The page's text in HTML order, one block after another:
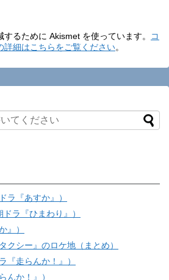
るために Akismet を使っています。
コ
詳細はこちらをご覧ください。
ラ『あすか』）
ラ『ひまわり』）
』）
クシー』のロケ地（まとめ）
『走らんか！』）
んか！』）